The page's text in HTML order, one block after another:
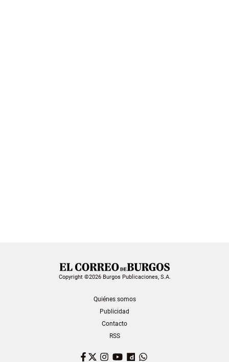
Copyright ©2026 Burgos Publicaciones, S.A.
Quiénes somos
Publicidad
Contacto
RSS
Facebook
TwitterInstagram
YouTubeDailymotion